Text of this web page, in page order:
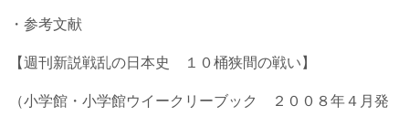
・参考文献
【週刊新説戦乱の日本史 １０桶狭間の戦い】
（小学館・小学館ウイークリーブック ２００８年４月発